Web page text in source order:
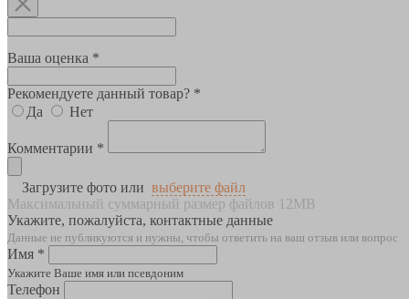
Ваша оценка *
Рекомендуете данный товар? *
Да
Нет
Комментарии *
Загрузите фото или выберите файл
Максимальный суммарный размер файлов 12MB
Укажите, пожалуйста, контактные данные
Данные не публикуются и нужны, чтобы ответить на ваш отзыв или вопрос
Имя *
Укажите Ваше имя или псевдоним
Телефон